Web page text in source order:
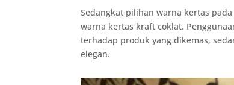
Sedangkat pilihan warna kertas
warna kertas kraft coklat.
terhadap produk yang dikemas,
elegan.